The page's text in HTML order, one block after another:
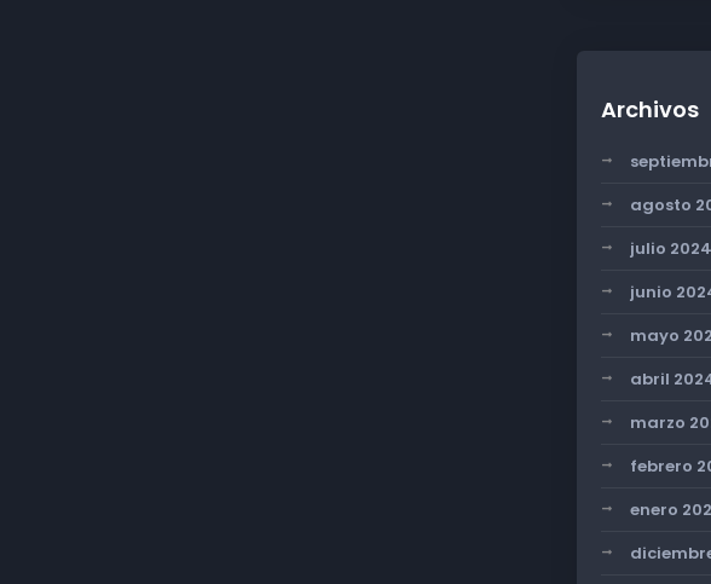
Archivos
agosto
julio 2024
junio
mayo
abril
marzo
febrero
enero